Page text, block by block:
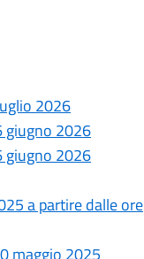
2026
giugno 2026
giugno 2026
a partire dalle ore
maggio 2025